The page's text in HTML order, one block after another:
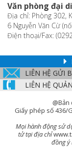
Văn phòng đại
Địa chỉ: Phòng 302,
6 Nguyễn Văn Cừ
Điện thoại/Fax:
LIÊN HỆ GỬI
LIÊN HỆ
Giấy phép số 436/
Mọi hành động sử
tử tại địa chỉ
đồng ý